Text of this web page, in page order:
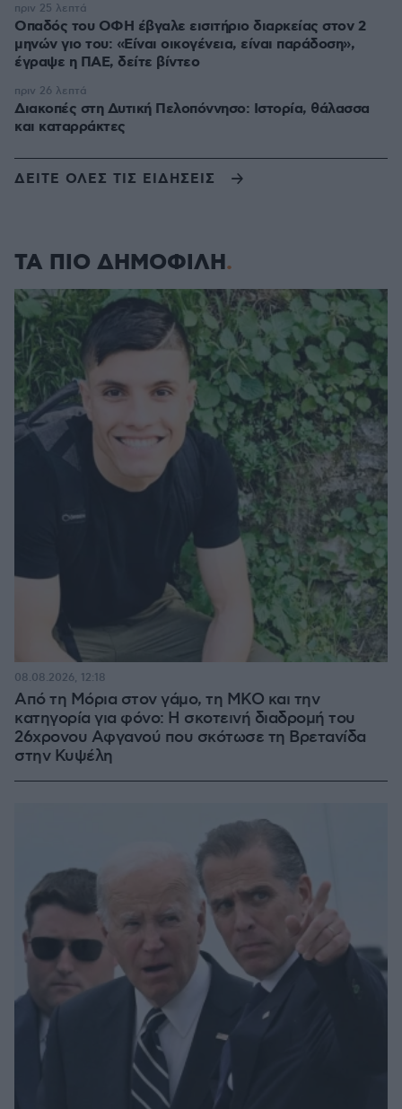
Οπαδός του ΟΦΗ έβγαλε εισιτήριο διαρκείας στον 2
μηνών γιο του: «Είναι οικογένεια, είναι παράδοση»,
έγραψε η ΠΑΕ, δείτε βίντεο
πριν 25 λεπτά
Διακοπές στη Δυτική Πελοπόννησο: Ιστορία, θάλασσα
και καταρράκτες
πριν 26 λεπτά
ΔΕΙΤΕ ΟΛΕΣ ΤΙΣ ΕΙΔΗΣΕΙΣ
ΤΑ ΠΙΟ ΔΗΜΟΦΙΛΗ
Από τη Μόρια στον γάμο, τη ΜΚΟ και την
κατηγορία για φόνο: Η σκοτεινή διαδρομή του
26χρονου Αφγανού που σκότωσε τη Βρετανίδα
στην Κυψέλη
08.08.2026, 12:18